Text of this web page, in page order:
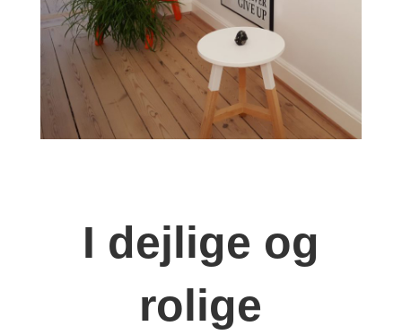
I dejlige og
rolige